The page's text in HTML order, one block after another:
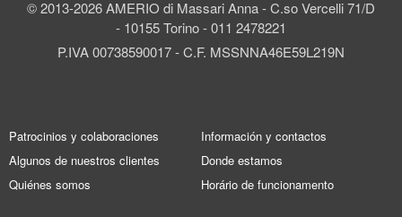
© 2013-2026 AMERIO di Massari Anna - C.so Vercelli 71/D
- 10155 Torino - 011 2478221
P.IVA 00738590017 - C.F. MSSNNA46E59L219N
Patrocinios y colaboraciones
Algunos de nuestros clientes
Quiénes somos
Información y contactos
Donde estamos
Horário de funcionamento